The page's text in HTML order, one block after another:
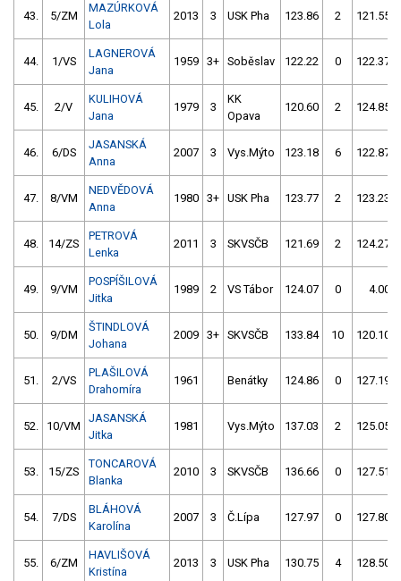
43. 5/ZM
MAZÚRKOVÁ
Lola
2013 3 USK Pha 123.86 2 121.55
44. 1/VS
LAGNEROVÁ
Jana
1959 3+ Soběslav 122.22 0 122.37
45. 2/V
KULIHOVÁ
Jana
1979 3
KK
Opava
120.60 2 124.85
46. 6/DS
JASANSKÁ
Anna
2007 3 Vys.Mýto 123.18 6 122.87
47. 8/VM
NEDVĚDOVÁ
Anna
1980 3+ USK Pha 123.77 2 123.23
48. 14/ZS
PETROVÁ
Lenka
2011 3 SKVSČB 121.69 2 124.27
49. 9/VM
POSPÍŠILOVÁ
Jitka
1989 2 VS Tábor 124.07 0 4.00
50. 9/DM
ŠTINDLOVÁ
Johana
2009 3+ SKVSČB 133.84 10 120.10
51. 2/VS
PLAŠILOVÁ
Drahomíra
1961 Benátky 124.86 0 127.19
52. 10/VM
JASANSKÁ
Jitka
1981 Vys.Mýto 137.03 2 125.05
53. 15/ZS
TONCAROVÁ
Blanka
2010 3 SKVSČB 136.66 0 127.51
54. 7/DS
BLÁHOVÁ
Karolína
2007 3 Č.Lípa 127.97 0 127.80
55. 6/ZM
HAVLIŠOVÁ
Kristína
2013 3 USK Pha 130.75 4 128.50